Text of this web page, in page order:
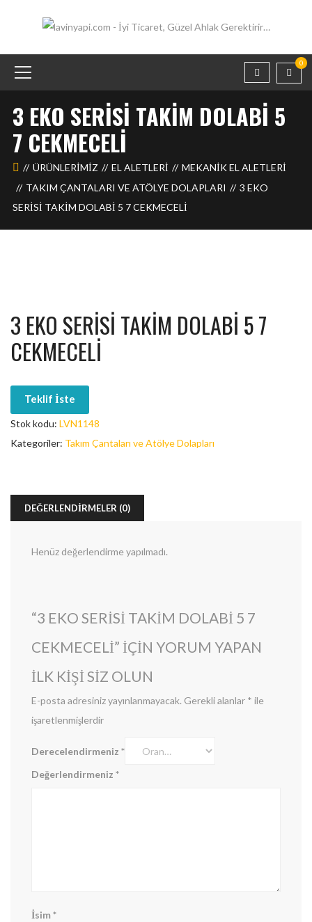
0
3 EKO SERISI TAKIM DOLABI 5
7 CEKMECELI
ÜRÜNLERIMIZ EL ALETLERİ
MEKANIK EL ALETLERI
TAKIM ÇANTALARI VE ATÖLYE DOLAPLARI
3 EKO
SERISI TAKIM DOLABI 5 7 CEKMECELI
3 EKO SERISI TAKIM DOLABI 5 7
CEKMECELI
Teklif İste
Stok kodu: LVN1148
Kategoriler: Takım Çantaları ve Atölye Dolapları
DEĞERLENDIRMELER (0)
Henüz değerlendirme yapılmadı.
“3 EKO SERISI TAKIM DOLABI 5 7
CEKMECELI” IÇIN YORUM YAPAN
ILK KIŞI SIZ OLUN
E-posta adresiniz yayınlanmayacak. Gerekli alanlar * ile
işaretlenmişlerdir
Derecelendirmeniz *
Değerlendirmeniz *
İsim*